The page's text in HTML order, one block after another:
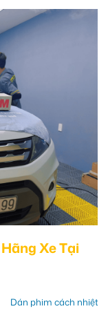
Xe Tại
Dán phim cách nhiệt